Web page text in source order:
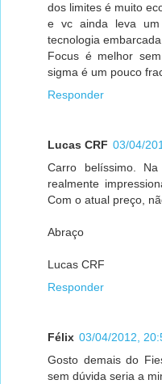
dos limites é muito
e vc ainda leva
tecnologia
Focus é melhor
sigma é um pouco
Responder
Lucas CRF 03/04/
Carro belíssimo.
realmente
Com o atual preço,
Abraço
Lucas CRF
Responder
Félix 03/04/2012,
Gosto demais do
sem dúvida seria a